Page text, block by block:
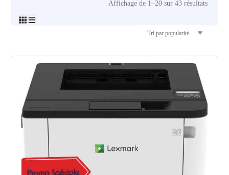
Affichage de 1–20 sur 43 résultats